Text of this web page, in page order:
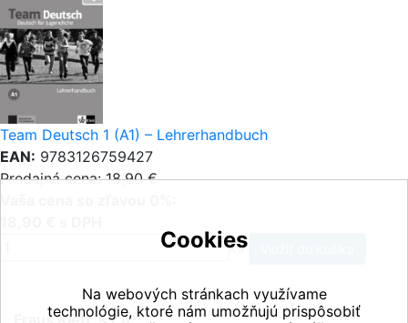
Team Deutsch 1 (A1) – Lehrerhandbuch
EAN: 9783126759427
Predajná cena: 18,90 €
ks
Fraus Klett, s.r.o.
Cookies
Na webových stránkach využívame
technológie, ktoré nám umožňujú prispôsobiť